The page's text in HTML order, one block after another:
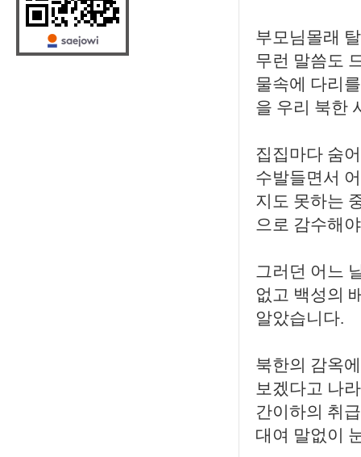
부모님몰래
무런 말씀도
물속에 다리
을 우리 북한
집집마다 숨
수발들면서
지도 못하는
으로 감수해
그러던 어느
없고 백성의
알았습니다.
북한의 감옥
보겠다고 나
간이하의 취
대여 말없이